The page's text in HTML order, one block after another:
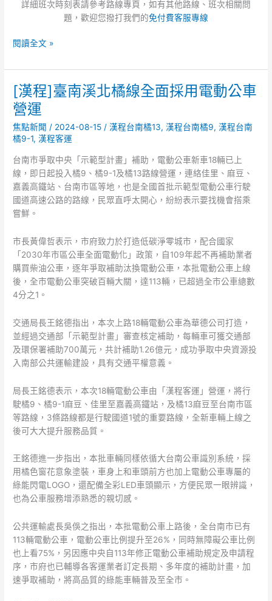
詳細班次時刻表請參考路線專頁，如有其他路線、班次相關問
題，歡迎您撥打我們的免付費客服專線
表
閱讀全文 »
[漢程]臺南溪北橘線全面採用電動公車
營運
焦點新聞 / 2024-08-15 /漢程台南橘13,漢程台南橘9,漢程台南
橘9-1,漢程客運
台南市爭取中央「示範型計畫」補助，電動公車新車18輛已上
線，即日起投入橘9、橘9-1及橘13路線營運，連絡佳里、麻豆、
嘉義高鐵站、台南市區等地，也是全國首批示範型電動公車行駛
國道高速公路的路線，民眾直呼太開心，紛紛表示要找機會搭乘
嘗鮮。
市長黃偉哲表示，市府致力於打造低碳淨零城市，配合國家
「2030年市區公車全面電動化」政策，自109年起不再補助業者
購買柴油公車，逐年爭取補助汰換電動公車，本批電動公車上線
後，全市電動公車突破百輛大關，達113輛，已超過全市公車總數
4分之1。
交通局長王銘德指出，本次上路18輛電動公車為華德公司打造，
並經過交通部「示範型計畫」審查核定補助，每輛車可獲交通部
及環保署補助700萬元，共計補助1.26億元，成功爭取中央資源投
入南部公共運輸建設，具有交通平權意義。
局長王銘德表示，本次18輛電動公車由「漢程客運」營運，將行
駛橘9、橘9-1麻豆、佳里至嘉義高鐵站，及橘13麻豆至台南市區
等路線，3條路線都是行駛國道1號的重要路線，全新車輛上線之
後可大大提升服務品質。
王銘德進一步指出，本批車輛同樣依循大台南公車識別系統，採
用橘色窗花意象塗裝，車身上和車頭前方也加上電動公車專屬的
綠能閃電LOGO，還配備全彩LED車頭顯示，方便民眾一眼辨識，
也為公車服務增添熟悉的親切感。
公共運輸處長吳俁之指出，本批電動公車上路後，全台南市已有
113輛電動公車，電動公車比例提升至26%，同時無障礙公車比例
也上看75%，另因應中央自113年修正電動公車補助規定及申請程
序，市府也已輔導各客運業者訂定長期、多年度的補助計畫，加
速爭取補助，將高品質的綠能車輛普及至全市。
[漢
程]
臺
南
溪
北
橘
線
全
面
用
電
動
公
車
營